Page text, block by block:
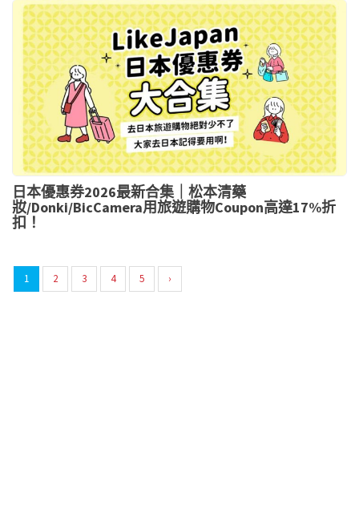
日本優惠券2026最新合集｜松本清藥
妝/Donki/BicCamera用旅遊購物Coupon高達17%折
扣！
1 2 3 4 5 ›